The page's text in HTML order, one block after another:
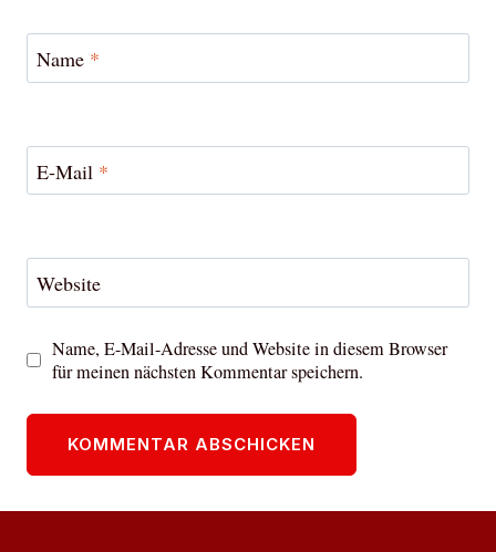
Name *
E-Mail *
Website
Name, E-Mail-Adresse und Website in diesem Browser
für meinen nächsten Kommentar speichern.